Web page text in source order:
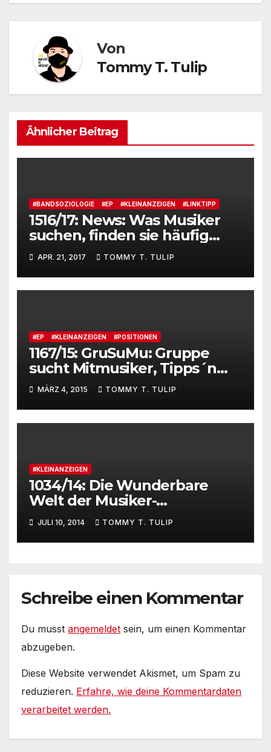
Von
Tommy T. Tulip
Ähnlicher Beitrag
#BANDSOZIOLOGIE #EP #KLEINANZEIGEN #LINKTIPP
1516/17: News: Was Musiker
suchen, finden sie häufig
nicht. Aber was suchen
Musiker?
APR. 21, 2017 TOMMY T. TULIP
#EP #KLEINANZEIGEN #POSITIONEN
1167/15: GruSuMu: Gruppe
sucht Mitmusiker, Tipps´n
Tricks, Namedropping,
Networking und „socialising“
MÄRZ 4, 2015 TOMMY T. TULIP
#KLEINANZEIGEN
1034/14: Die Wunderbare
Welt der Musiker-
Kleinanzeigen: Erfahrungen
aus der Zwischenwelt
JULI 10, 2014 TOMMY T. TULIP
Schreibe einen Kommentar
Du musst angemeldet sein, um einen Kommentar
abzugeben.
Diese Website verwendet Akismet, um Spam zu
reduzieren. Erfahre, wie deine Kommentardaten
verarbeitet werden.